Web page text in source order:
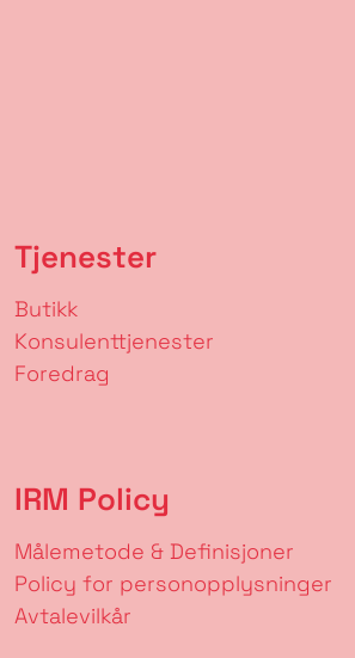
Tjenester
Butikk
Konsulenttjenester
Foredrag
IRM Policy
Målemetode & Definisjoner
Policy for personopplysninger
Avtalevilkår